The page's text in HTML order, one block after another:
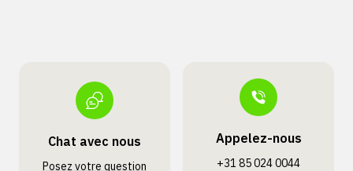
Chat avec nous
Posez votre question
Appelez-nous
+31 85 024 0044